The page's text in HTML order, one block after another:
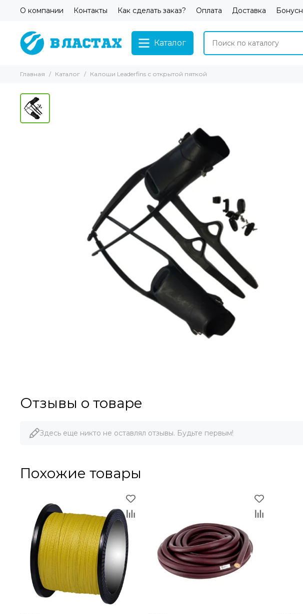
О компании Контакты Как сделать заказ? Оплата Доставка
Каталог
Главная Каталог Калоши Leaderfins с открытой пяткой
Отзывы о товаре
Здесь еще никто не оставлял отзывы. Будьте первым!
Похожие товары